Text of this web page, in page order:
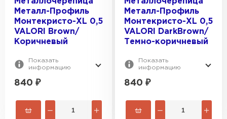
Металл-Профиль
Монтекристо-XL 0,5
VALORI Brown/
Коричневый
Показать
информацию
840 ₽
Металл-Профиль
Монтекристо-XL 0,5
VALORI DarkBrown/
Темно-коричневый
Показать
информацию
840 ₽